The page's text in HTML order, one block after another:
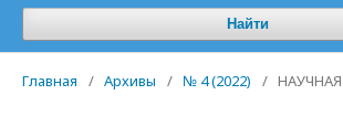
Найти
Главная / Архивы / № 4 (2022) /